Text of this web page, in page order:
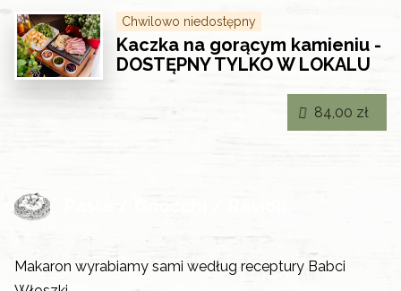
Chwilowo niedostępny
Kaczka na gorącym kamieniu -
DOSTĘPNY TYLKO W LOKALU
Makaron wyrabiamy sami według receptury Babci